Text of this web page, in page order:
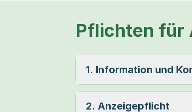
Pflichten für
1. Information und
2. Anzeigepflicht